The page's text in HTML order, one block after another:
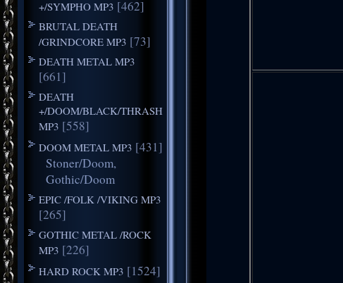
+/SYMPHO MP3 [462]
BRUTAL DEATH
/GRINDCORE MP3 [73]
DEATH METAL MP3
[661]
DEATH
+/DOOM/BLACK/THRASH
MP3 [558]
DOOM METAL MP3 [431]
Stoner/Doom,
Gothic/Doom
EPIC /FOLK /VIKING MP3
[265]
GOTHIC METAL /ROCK
MP3 [226]
HARD ROCK MP3 [1524]